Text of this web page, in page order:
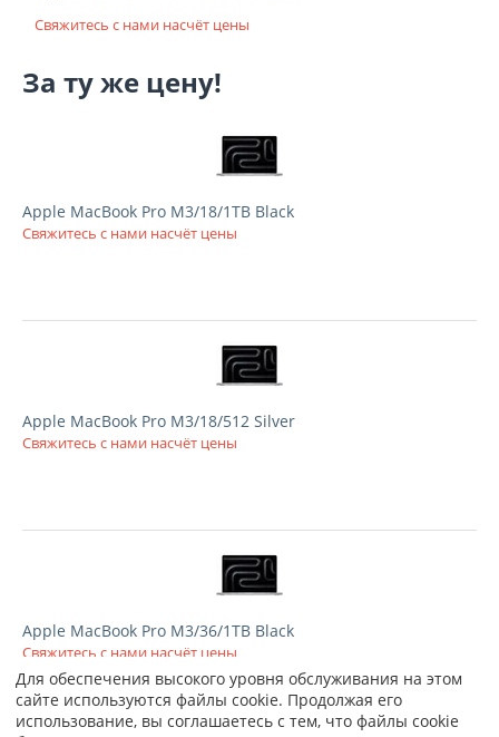
Свяжитесь с нами насчёт цены
За ту же цену!
Apple MacBook Pro M3/18/1TB Black
Свяжитесь с нами насчёт цены
Apple MacBook Pro M3/18/512 Silver
Свяжитесь с нами насчёт цены
Apple MacBook Pro M3/36/1TB Black
Свяжитесь с нами насчёт цены
Для обеспечения высокого уровня обслуживания на этом
сайте используются файлы cookie. Продолжая его
использование, вы соглашаетесь с тем, что файлы cookie